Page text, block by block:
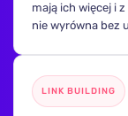
mają ich więcej i
nie wyrówna bez
LINK BUILDING